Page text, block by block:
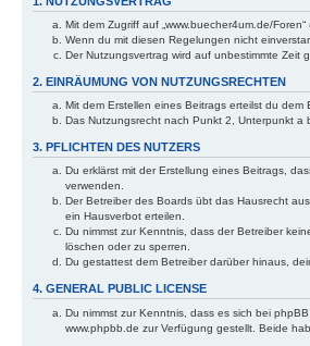
Mit dem Zugriff auf „www.buecher4um.de/
Wenn du mit diesen Regelungen nicht
Der Nutzungsvertrag wird auf unbestimmte Zeit
2. EINRÄUMUNG VON NUTZUNGSRECHTEN
Mit dem Erstellen eines Beitrags erteilst du
Das Nutzungsrecht nach Punkt 2, Unterpunkt a
3. PFLICHTEN DES NUTZERS
Du erklärst mit der Erstellung eines Beitrags,
verwenden.
Der Betreiber des Boards übt das Hausrecht
ein Hausverbot erteilen.
Du nimmst zur Kenntnis, dass der Betreiber
löschen oder zu sperren.
Du gestattest dem Betreiber darüber hinaus,
4. GENERAL PUBLIC LICENSE
Du nimmst zur Kenntnis, dass es sich bei
www.phpbb.de zur Verfügung gestellt. Beide